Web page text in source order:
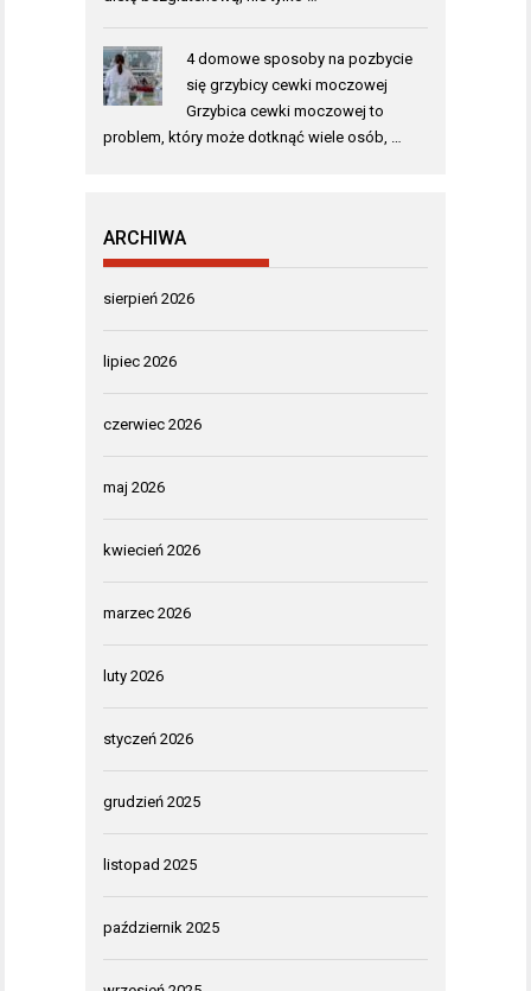
4 domowe sposoby na pozbycie
się grzybicy cewki moczowej
Grzybica cewki moczowej to
problem, który może dotknąć wiele osób, …
ARCHIWA
sierpień 2026
lipiec 2026
czerwiec 2026
maj 2026
kwiecień 2026
marzec 2026
luty 2026
styczeń 2026
grudzień 2025
listopad 2025
październik 2025